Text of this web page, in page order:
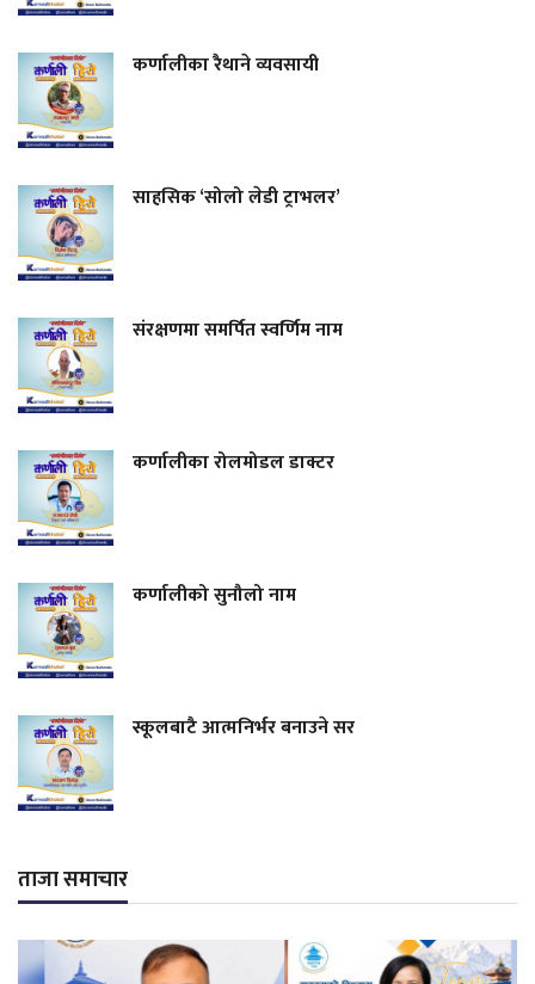
कर्णालीका रैथाने व्यवसायी
साहसिक ‘सोलो लेडी ट्राभलर’
संरक्षणमा समर्पित स्वर्णिम नाम
कर्णालीका रोलमोडल डाक्टर
कर्णालीको सुनौलो नाम
स्कूलबाटै आत्मनिर्भर बनाउने सर
ताजा समाचार